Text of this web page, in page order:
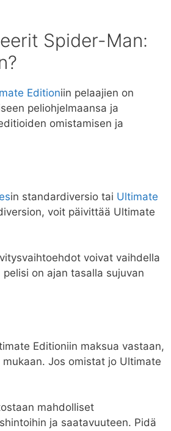
Spider-Man:
Editioniin pelaajien on
peliohjelmaansa ja
omistamisen ja
in standardiversio tai Ultimate
voit päivittää Ultimate
voivat vaihdella
on ajan tasalla sujuvan
Editioniin maksua vastaan,
Jos omistat jo Ultimate
mahdolliset
ja saatavuuteen. Pidä